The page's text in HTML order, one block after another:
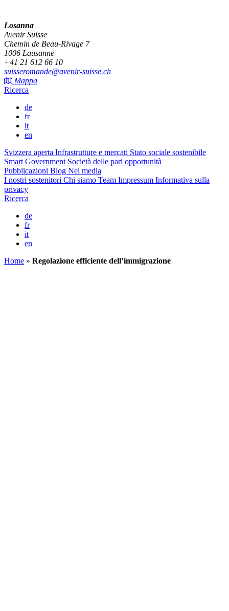
Losanna
Avenir Suisse
Chemin de Beau-Rivage 7
1006 Lausanne
+41 21 612 66 10
suisseromande@avenir-suisse.ch
Mappa
Ricerca
de
fr
it
en
Svizzera aperta Infrastrutture e mercati Stato sociale sostenibile
Smart Government Società delle pari opportunità
Pubblicazioni Blog Nei media
I nostri sostenitori Chi siamo Team Impressum Informativa sulla
privacy
Ricerca
de
fr
it
en
Home » Regolazione efficiente dell’immigrazione